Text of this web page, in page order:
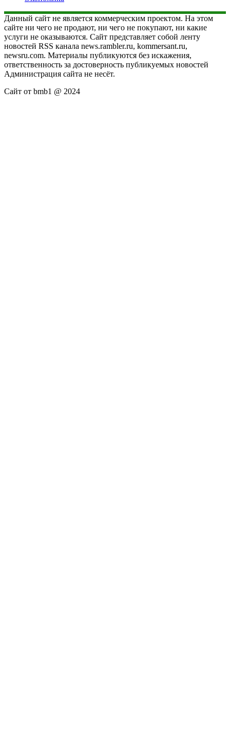
Данный сайт не является коммерческим проектом. На этом
сайте ни чего не продают, ни чего не покупают, ни какие
услуги не оказываются. Сайт представляет собой ленту
новостей RSS канала news.rambler.ru, kommersant.ru,
newsru.com. Материалы публикуются без искажения,
ответственность за достоверность публикуемых новостей
Администрация сайта не несёт.
Сайт от bmb1 @ 2024